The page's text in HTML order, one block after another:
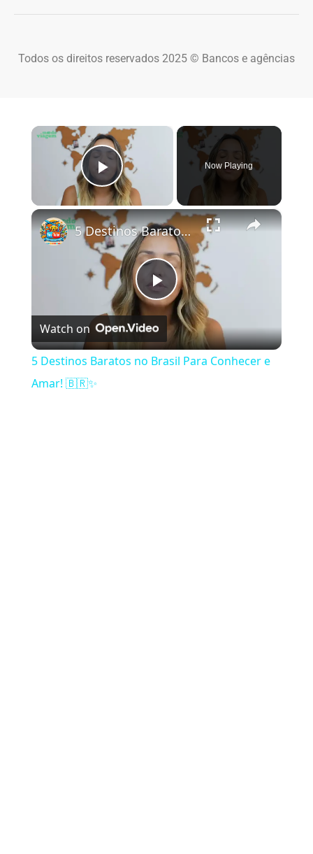
Todos os direitos reservados 2025 © Bancos e agências
×
Play Video
Now Playing
×
Play Video
5 Destinos Baratos no Brasil Para Conhecer e Amar! 🇧🇷✨
Watch on
5 Destinos Baratos no Brasil Para Conhecer e
Amar! 🇧🇷✨